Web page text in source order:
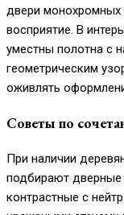
двери монохромных
восприятие. В
уместны полотна с
геометрическим
оживлять
Советы по
При наличии
подбирают дверные
контрастные с